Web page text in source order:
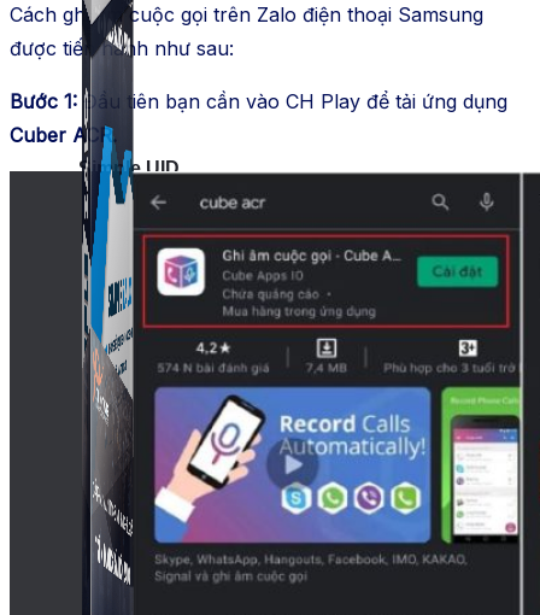
Simple Zalo
Simple UID
Quét UID Facebook: UID profile, UID group, danh
sách tương tác
Cách ghi âm cuộc gọi trên Zalo điện thoại Samsung
được tiến hành như sau:
Bước 1: Đầu tiên bạn cần vào CH Play để tải ứng dụng
Cuber ACR.